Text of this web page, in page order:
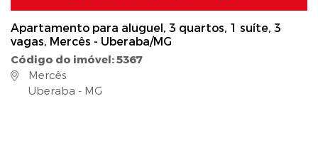
Apartamento para aluguel, 3 quartos, 1 suíte, 3
vagas, Mercês - Uberaba/MG
Código do imóvel: 5367
Mercês
Uberaba - MG